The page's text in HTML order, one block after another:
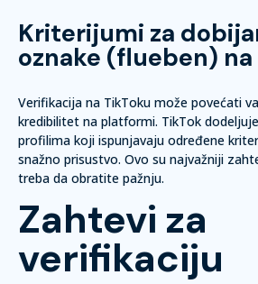
Kriterijumi za
oznake (flueben) na
Verifikacija na TikToku može povećati
kredibilitet na platformi. TikTok
profilima koji ispunjavaju određene
snažno prisustvo. Ovo su najvažniji
treba da obratite pažnju.
Zahtevi za
verifikaciju